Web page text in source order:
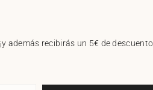
además recibirás un 5€ de